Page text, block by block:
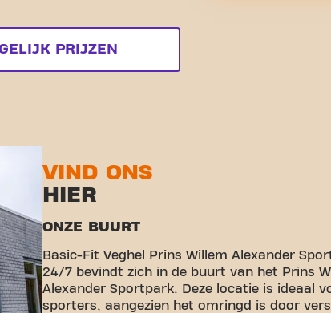
PRIJZEN
VIND ONS
HIER
ONZE BUURT
Basic-Fit Veghel Prins Willem Alexander
24/7 bevindt zich in de buurt van het Prins
Alexander Sportpark. Deze locatie is ideaal
sporters, aangezien het omringd is door